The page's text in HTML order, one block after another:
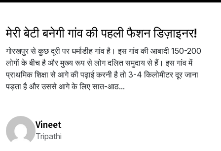
मेरी बेटी बनेगी गांव की पहली फैशन डिज़ाइनर!
गोरखपुर से कुछ दूरी पर धर्माडीह गांव है। इस गांव की आबादी 150-200
लोगों के बीच है और मुख्य रूप से लोग दलित समुदाय से हैं। इस गांव में
प्राथमिक शिक्षा से आगे की पढ़ाई करनी है तो 3-4 किलोमीटर दूर जाना
पड़ता है और उससे आगे के लिए सात-आठ...
vineet
Tripathi